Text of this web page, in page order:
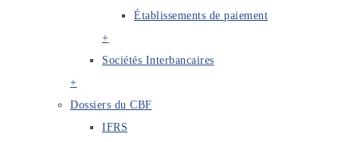
Établissements de paiement
+
Sociétés Interbancaires
+
Dossiers du CBF
IFRS